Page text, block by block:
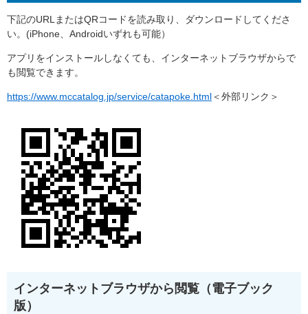
下記のURLまたはQRコードを読み取り、ダウンロードしてくださ
い。(iPhone、Androidいずれも可能）
アプリをインストールしなくても、インターネットブラウザからで
も閲覧できます。
https://www.mccatalog.jp/service/catapoke.html＜外部リンク＞
インターネットブラウザから閲覧（電子ブック
版）